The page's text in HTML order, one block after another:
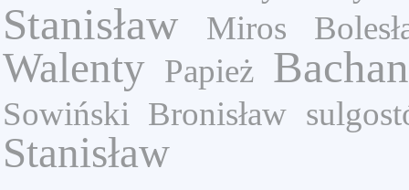
Stanisław Miros
Walenty Papież
Sowiński Bronisław
Stanisław